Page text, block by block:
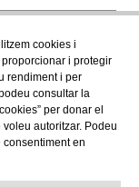
cookies i
i protegir
rendiment i per
consultar la
per donar el
autoritzar. Podeu
en